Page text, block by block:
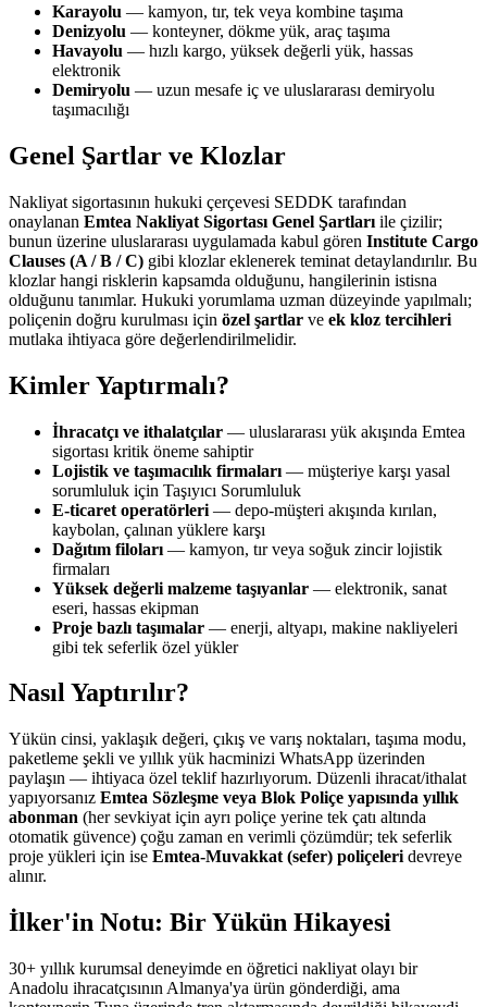
Karayolu — kamyon, tır, tek veya kombine taşıma
Denizyolu — konteyner, dökme yük, araç taşıma
Havayolu — hızlı kargo, yüksek değerli yük, hassas
elektronik
Demiryolu — uzun mesafe iç ve uluslararası demiryolu
taşımacılığı
Genel Şartlar ve Klozlar
Nakliyat sigortasının hukuki çerçevesi SEDDK tarafından
onaylanan Emtea Nakliyat Sigortası Genel Şartları ile çizilir;
bunun üzerine uluslararası uygulamada kabul gören Institute Cargo
Clauses (A / B / C) gibi klozlar eklenerek teminat detaylandırılır. Bu
klozlar hangi risklerin kapsamda olduğunu, hangilerinin istisna
olduğunu tanımlar. Hukuki yorumlama uzman düzeyinde yapılmalı;
poliçenin doğru kurulması için özel şartlar ve ek kloz tercihleri
mutlaka ihtiyaca göre değerlendirilmelidir.
Kimler Yaptırmalı?
İhracatçı ve ithalatçılar — uluslararası yük akışında Emtea
sigortası kritik öneme sahiptir
Lojistik ve taşımacılık firmaları — müşteriye karşı yasal
sorumluluk için Taşıyıcı Sorumluluk
E-ticaret operatörleri — depo-müşteri akışında kırılan,
kaybolan, çalınan yüklere karşı
Dağıtım filoları — kamyon, tır veya soğuk zincir lojistik
firmaları
Yüksek değerli malzeme taşıyanlar — elektronik, sanat
eseri, hassas ekipman
Proje bazlı taşımalar — enerji, altyapı, makine nakliyeleri
gibi tek seferlik özel yükler
Nasıl Yaptırılır?
Yükün cinsi, yaklaşık değeri, çıkış ve varış noktaları, taşıma modu,
paketleme şekli ve yıllık yük hacminizi WhatsApp üzerinden
paylaşın — ihtiyaca özel teklif hazırlıyorum. Düzenli ihracat/ithalat
yapıyorsanız Emtea Sözleşme veya Blok Poliçe yapısında yıllık
abonman (her sevkiyat için ayrı poliçe yerine tek çatı altında
otomatik güvence) çoğu zaman en verimli çözümdür; tek seferlik
proje yükleri için ise Emtea-Muvakkat (sefer) poliçeleri devreye
alınır.
İlker'in Notu: Bir Yükün Hikayesi
30+ yıllık kurumsal deneyimde en öğretici nakliyat olayı bir
Anadolu ihracatçısının Almanya'ya ürün gönderdiği, ama